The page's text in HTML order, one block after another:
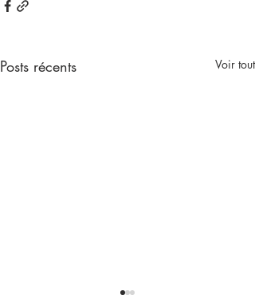
Posts récents Voir tout